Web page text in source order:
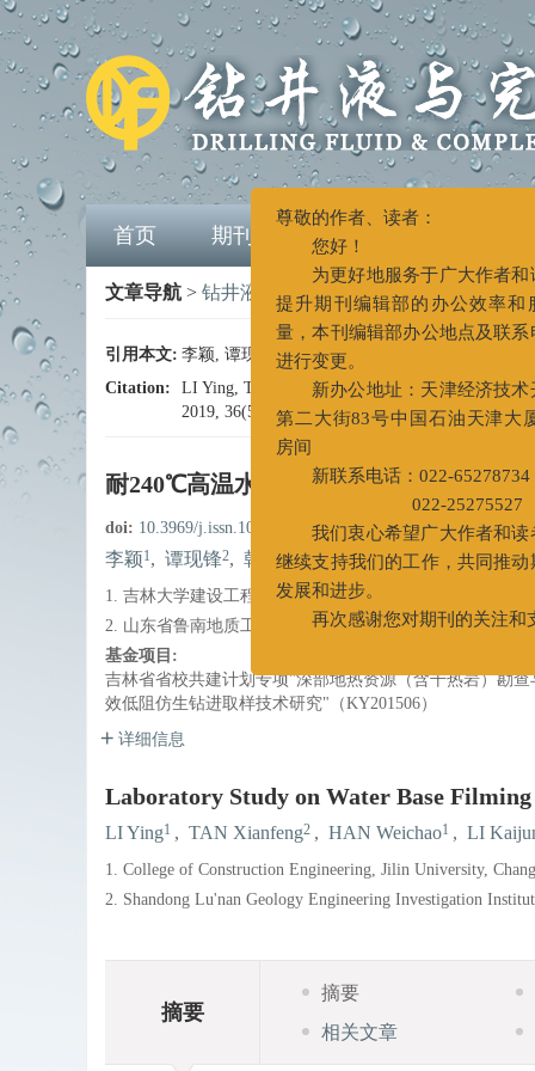
首页 期刊介绍
文章导航 > 钻井液与完井液>2019> 36(5): 548-
引用本文: 李颖, 谭现锋, 韩炜超, 李铠君, 郭明义. 耐240℃
Citation:
LI Ying, TAN Xianfeng, HAN Weichao, LI
2019, 36(5): 548-554.doi:10.3969/j.issn.1001-
耐240℃高温水基成膜钻井液的室内研究
doi: 10.3969/j.issn.1001-5620.2019.05.004
李颖1, 谭现锋2, 韩炜超1, 李铠君1, 郭明义1, ,
1. 吉林大学建设工程学院, 长春 130026;
2. 山东省鲁南地质工程勘察院, 山东济宁 272100
基金项目:
吉林省省校共建计划专项"深部地热资源（含干热岩）勘
效低阻仿生钻进取样技术研究"（KY201506）
详细信息
Laboratory Study on Water Base
LI Ying1 , TAN Xianfeng2 , HAN Weichao1 , LI
1. College of Construction Engineering, Jilin University,
2. Shandong Lu'nan Geology Engineering Investigation
摘要
摘要
相关文章
尊敬的作者、读者：
您好！
为更好地服务于广大作者和读者
提升期刊编辑部的办公效率和服务
量，本刊编辑部办公地点及联系电话
进行变更。
新办公地址：天津经济技术开发
第二大街83号中国石油天津大厦
房间
新联系电话：022-65278734
022-25275527
我们衷心希望广大作者和读者能
继续支持我们的工作，共同推动期刊
发展和进步。